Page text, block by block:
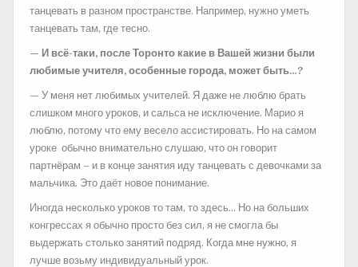
танцевать в разном пространстве. Например, нужно уметь
танцевать там, где тесно.
— И всё-таки, после Торонто какие в Вашей жизни были
любимые учителя, особенные города, может быть…?
— У меня нет любимых учителей. Я даже не люблю брать
слишком много уроков, и сальса не исключение. Марио я
люблю, потому что ему весело ассистировать. Но на самом
уроке обычно внимательно слушаю, что он говорит
партнёрам – и в конце занятия иду танцевать с девочками за
мальчика. Это даёт новое понимание.
Иногда несколько уроков то там, то здесь… Но на больших
конгрессах я обычно просто без сил, я не смогла бы
выдержать столько занятий подряд. Когда мне нужно, я
лучше возьму индивидуальный урок.